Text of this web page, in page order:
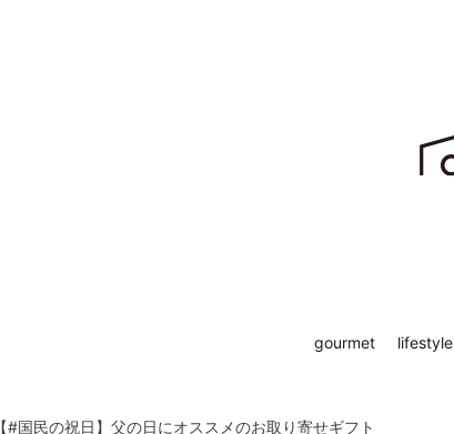
gourmet
lifestyle
【#国民の祝日】父の日にオススメのお取り寄せギフト